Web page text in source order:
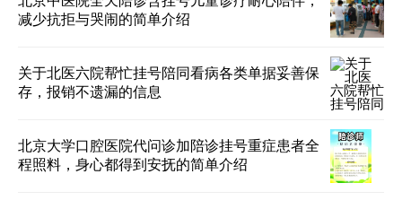
减少抗拒与哭闹的简单介绍
关于北医六院帮忙挂号陪同看病各类单据妥善保
存，报销不遗漏的信息
北京大学口腔医院代问诊加陪诊挂号重症患者全
程照料，身心都得到安抚的简单介绍